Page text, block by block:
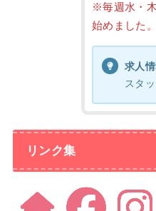
※毎週水・
始めました。
求人
スタ
リンク集